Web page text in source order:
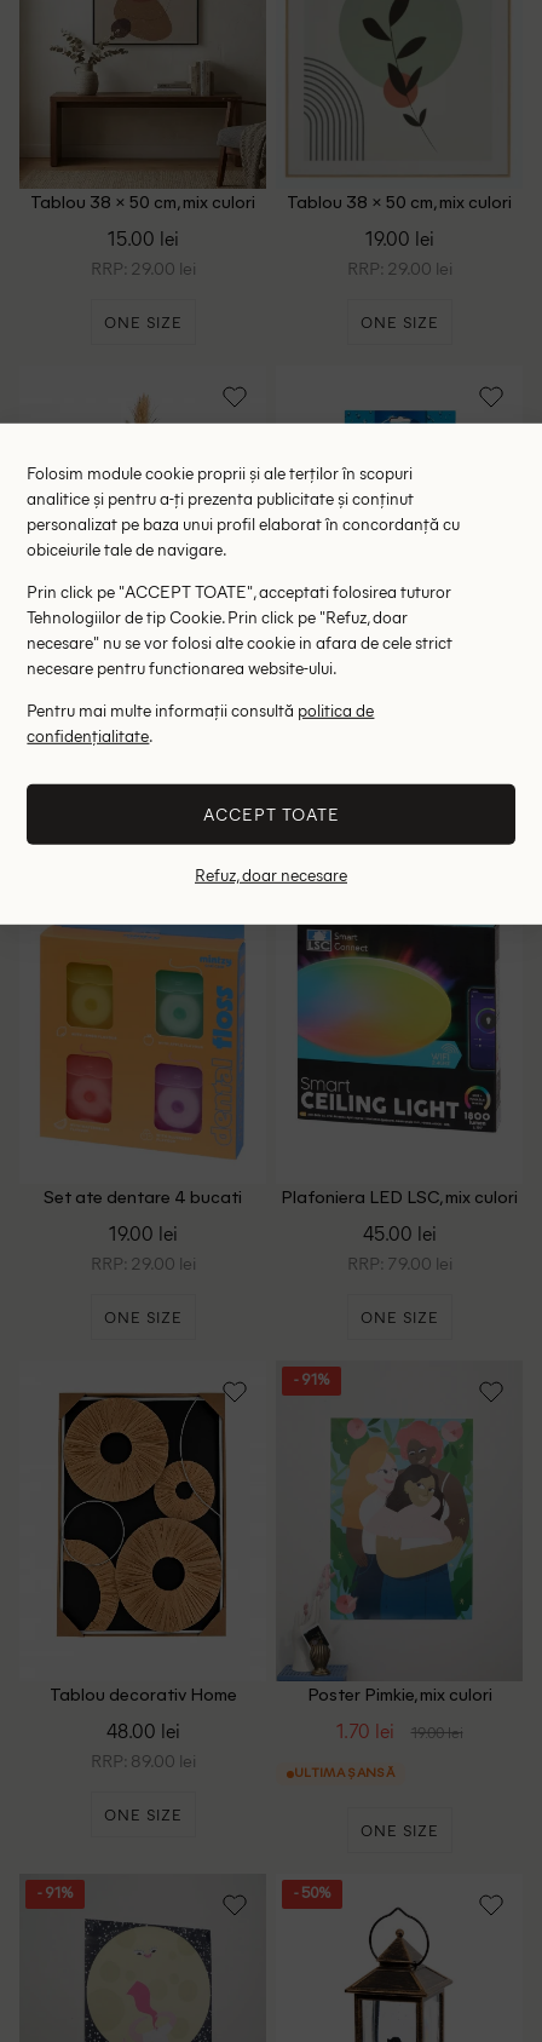
Tablou 38 × 50 cm, mix culori
15.00 lei
RRP: 29.00 lei
ONE SIZE
Tablou 38 × 50 cm, mix culori
19.00 lei
RRP: 29.00 lei
ONE SIZE
Planta artificiala ACTION,
mix culori
9.00 lei
Set lavete microfibra 3 bucati
Spargo, mix culori
Set ate dentare 4 bucati
19.00 lei
RRP: 29.00 lei
ONE SIZE
Plafoniera LED LSC, mix culori
45.00 lei
RRP: 79.00 lei
ONE SIZE
Tablou decorativ Home
48.00 lei
RRP: 89.00 lei
ONE SIZE
- 91%
Poster Pimkie, mix culori
1.70 lei 19.00 lei
ULTIMA ȘANSĂ
ONE SIZE
- 91% - 50%
Folosim module cookie proprii și ale terților în scopuri
analitice și pentru a-ți prezenta publicitate și conținut
personalizat pe baza unui profil elaborat în concordanță cu
obiceiurile tale de navigare.
Prin click pe "ACCEPT TOATE", acceptati folosirea tuturor
Tehnologiilor de tip Cookie. Prin click pe "Refuz, doar
necesare" nu se vor folosi alte cookie in afara de cele strict
necesare pentru functionarea website-ului.
Pentru mai multe informații consultă politica de
confidențialitate.
ACCEPT TOATE
Refuz, doar necesare